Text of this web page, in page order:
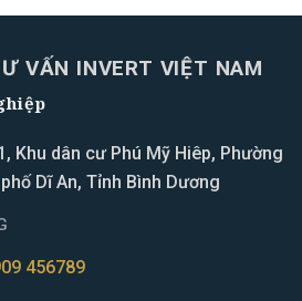
VẤN INVERT VIỆT NAM
Khu dân cư Phú Mỹ Hiêp, Phường
Dĩ An, Tỉnh Bình Dương
456789